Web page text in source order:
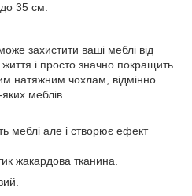
до 35 см.
захистити ваші меблі від
і просто значно покращить
натяжним чохлам, відмінно
меблів.
меблі але і створює ефект
жакардова тканина.